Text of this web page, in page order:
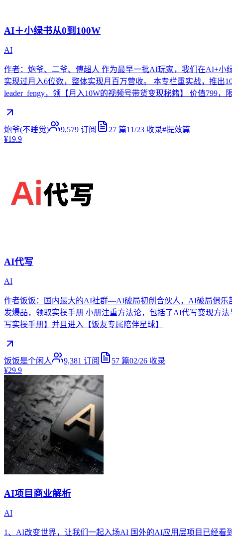
AI＋小绿书从0到100W
AI
作者：炮爷、二爷、傅超人 作为最早一批AI玩家，我们在AI+
实现过月入6位数，整体实现月百万营收。 本专栏重实战，推出
leader_fengy，领【月入10W的视频号带货变现秘籍】 价值799
炮爷(不睡觉) 9,579 订阅 27 篇11/23 收录#提效篇
¥19.9
AI代写
AI
作者饭饭：国内最大的AI社群—AI破局初创合伙人，AI破局俱乐
发爆品，领取实操手册 小册注重方法论，包括了AI代写变现方
写实操手册】并且进入【饭友专属陪伴星球】
饭饭是个闲人 9,381 订阅 57 篇02/26 收录
¥29.9
AI项目商业解析
AI
1、AI改变世界，让我们一起入场AI 国外的AI应用层项目已经